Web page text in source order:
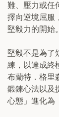
難、壓力或任
擇向逆境屈服
堅毅力的開始。
堅毅不是為了
練，以達成終
布蘭特．格里
鍛鍊心法以及
心態」進化為